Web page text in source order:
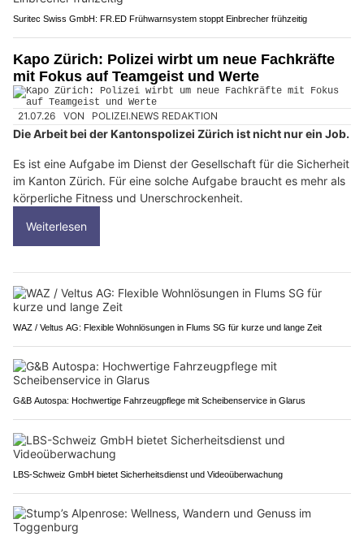
Suritec Swiss GmbH: FR.ED Frühwarnsystem stoppt Einbrecher frühzeitig
Kapo Zürich: Polizei wirbt um neue Fachkräfte
mit Fokus auf Teamgeist und Werte
21.07.26 VON POLIZEI.NEWS REDAKTION
Die Arbeit bei der Kantonspolizei Zürich ist nicht nur ein Job.
Es ist eine Aufgabe im Dienst der Gesellschaft für die Sicherheit
im Kanton Zürich. Für eine solche Aufgabe braucht es mehr als
körperliche Fitness und Unerschrockenheit.
Weiterlesen
WAZ / Veltus AG: Flexible Wohnlösungen in Flums SG für kurze und lange Zeit
G&B Autospa: Hochwertige Fahrzeugpflege mit Scheibenservice in Glarus
LBS-Schweiz GmbH bietet Sicherheitsdienst und Videoüberwachung